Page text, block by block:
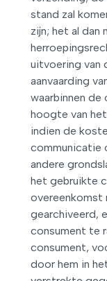
stand zal
zijn; het al dan
uitvoering van
aanvaarding
waarbinnen de
hoogte van
indien de
communicatie
andere
het gebruikte
gearchiveerd,
consument te
consument,
door hem in